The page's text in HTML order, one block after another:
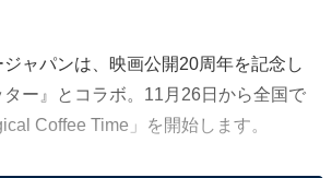
ャパンは、映画公開20周年を記念し
ー』とコラボ。11月26日から全国で
Coffee Time」を開始します。